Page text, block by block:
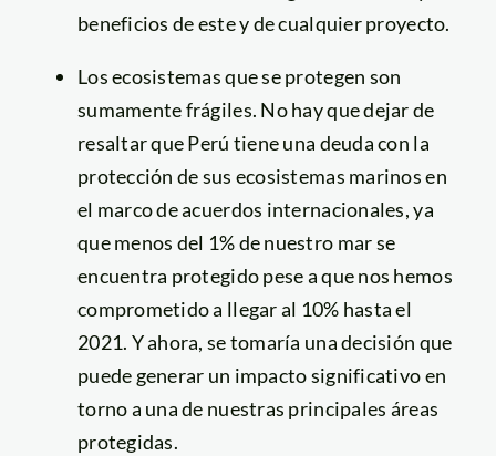
beneficios de este y de cualquier proyecto.
Los ecosistemas que se protegen son
sumamente frágiles. No hay que dejar de
resaltar que Perú tiene una deuda con la
protección de sus ecosistemas marinos en
el marco de acuerdos internacionales, ya
que menos del 1% de nuestro mar se
encuentra protegido pese a que nos hemos
comprometido a llegar al 10% hasta el
2021. Y ahora, se tomaría una decisión que
puede generar un impacto significativo en
torno a una de nuestras principales áreas
protegidas.